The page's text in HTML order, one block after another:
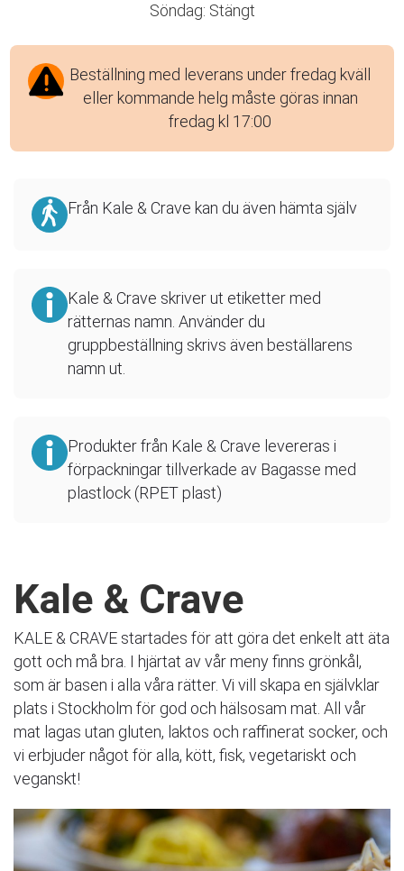
Söndag: Stängt
Beställning med leverans under fredag kväll
eller kommande helg måste göras innan
fredag kl 17:00
Från Kale & Crave kan du även hämta själv
Kale & Crave skriver ut etiketter med
rätternas namn. Använder du
gruppbeställning skrivs även beställarens
namn ut.
Produkter från Kale & Crave levereras i
förpackningar tillverkade av Bagasse med
plastlock (RPET plast)
Kale & Crave
KALE & CRAVE startades för att göra det enkelt att äta
gott och må bra. I hjärtat av vår meny finns grönkål,
som är basen i alla våra rätter. Vi vill skapa en självklar
plats i Stockholm för god och hälsosam mat. All vår
mat lagas utan gluten, laktos och raffinerat socker, och
vi erbjuder något för alla, kött, fisk, vegetariskt och
veganskt!